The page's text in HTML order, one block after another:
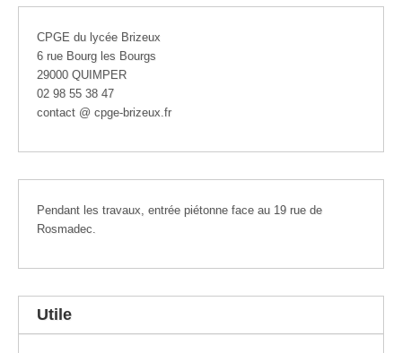
CPGE du lycée Brizeux
6 rue Bourg les Bourgs
29000 QUIMPER
02 98 55 38 47
contact @ cpge-brizeux.fr
Pendant les travaux, entrée piétonne face au 19 rue de
Rosmadec.
Utile